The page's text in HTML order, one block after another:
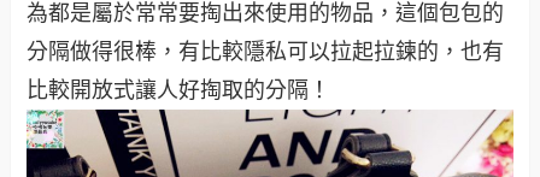
為都是屬於常常要掏出來使用的物品，這個包包的
分隔做得很棒，有比較隱私可以拉起拉鍊的，也有
比較開放式讓人好掏取的分隔！